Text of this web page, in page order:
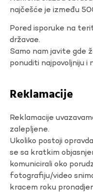
najčešće je između
Pored isporuke na
državae.
Samo nam javite gde
ponuditi najpovoljniju i
Reklamacije
Reklamacije
zalepljene.
Ukoliko postoji
se sa kratkim
komunicirali oko
fotografiju/video
kracem roku